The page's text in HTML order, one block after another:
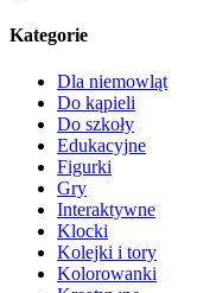
Kategorie
Dla niemowląt
Do kąpieli
Do szkoły
Edukacyjne
Figurki
Gry
Interaktywne
Klocki
Kolejki i tory
Kolorowanki